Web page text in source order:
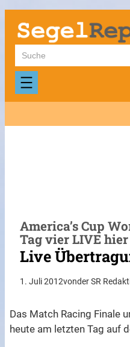
Zum
Inhalt
springen
Suchen
America’s Cup
Tag vier LIVE
Live
1. Juli 2012vonder SR
Das Match Racing Finale
heute am letzten Tag auf